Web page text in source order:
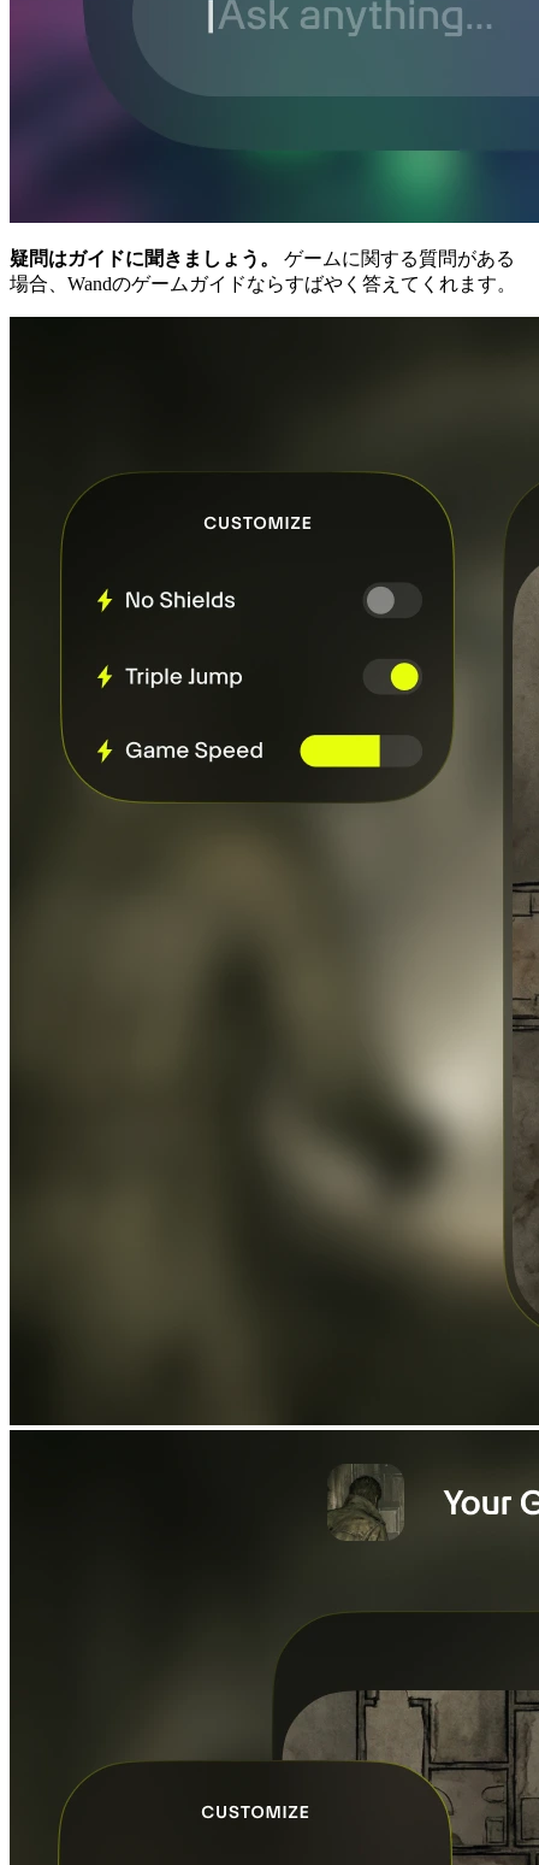
疑問はガイドに聞きましょう。
ゲームに関する質問がある
場合、Wandのゲームガイドならすばやく答えてくれます。